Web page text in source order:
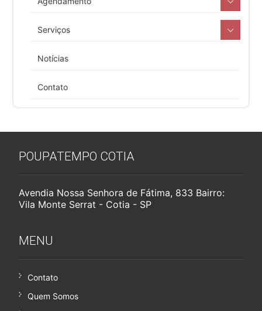
Serviços
Notícias
Contato
POUPATEMPO COTIA
Avendia Nossa Senhora de Fátima, 833 Bairro:
Vila Monte Serrat - Cotia - SP
MENU
Contato
Quem Somos